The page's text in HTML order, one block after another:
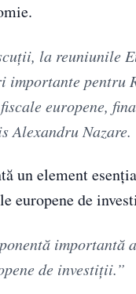
la reuniunile
pentru
europene,
Alexandru Nazare.
un element
europene de
importantă
de investiții.”